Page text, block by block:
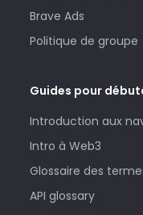
Brave Ads
Politique de groupe
Guides pour
Introduction aux
Intro à Web3
Glossaire des
API glossary